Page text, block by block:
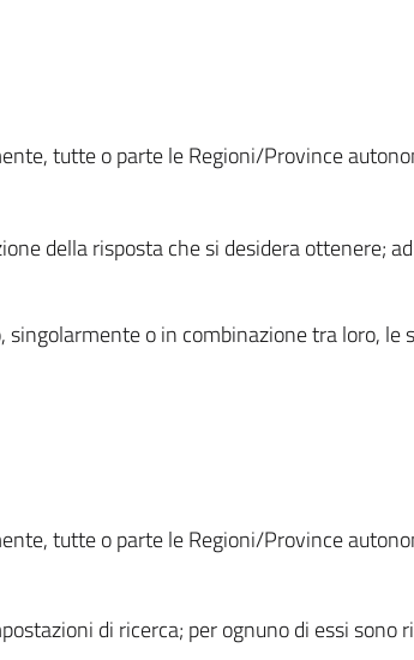
tutte o parte le Regioni/Province
della risposta che si desidera ottenere;
o in combinazione tra loro, le
tutte o parte le Regioni/Province
di ricerca; per ognuno di essi